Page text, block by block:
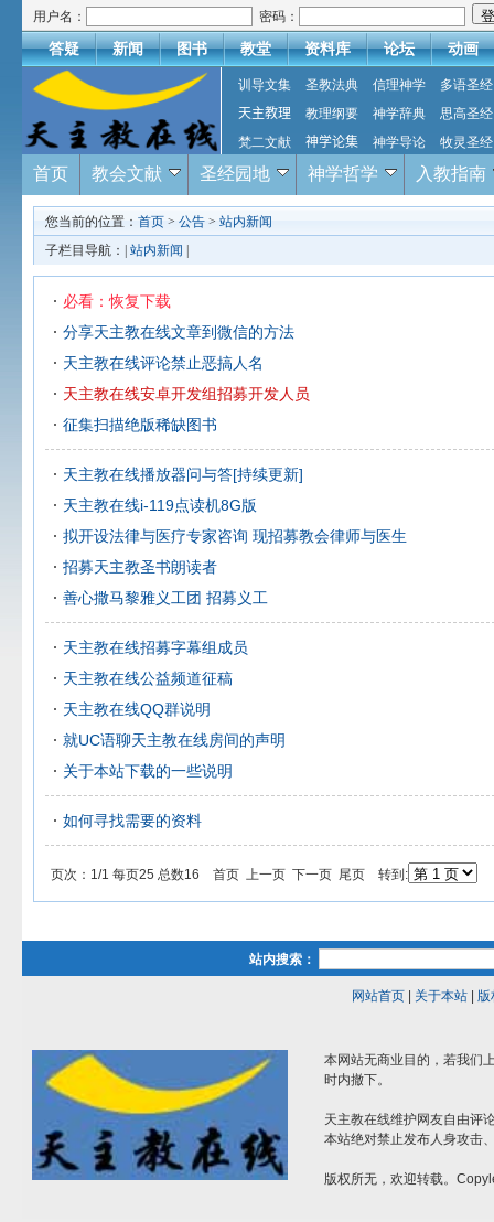
用户名： 密码：
答疑 新闻 图书 教堂 资料库 论坛 动画
训导文集 圣教法典 信理神学
多语圣经
天主教理
教理纲要 神学辞典
思高圣经
梵二文献
神学论集 神学导论 牧灵圣经
首页 教会文献 圣经园地 神学哲学 入教指南
您当前的位置： 首页 > 公告 > 站内新闻
子栏目导航：| 站内新闻
必看：恢复下载
分享天主教在线文章到微信的方法
天主教在线评论禁止恶搞人名
天主教在线安卓开发组招募开发人员
征集扫描绝版稀缺图书
天主教在线播放器问与答[持续更新]
天主教在线i-119点读机8G版
拟开设法律与医疗专家咨询 现招募教会律师与医生
招募天主教圣书朗读者
善心撒马黎雅义工团 招募义工
天主教在线招募字幕组成员
天主教在线公益频道征稿
天主教在线QQ群说明
就UC语聊天主教在线房间的声明
关于本站下载的一些说明
如何寻找需要的资料
页次：1/1 每页25 总数16 首页 上一页 下一页 尾页 转到:
站内搜索：
网站首页| 关于本站| 版
本网站无商业目的，若我们
时内撤下。
天主教在线维护网友自由评
本站绝对禁止发布人身攻击
版权所无，欢迎转载。